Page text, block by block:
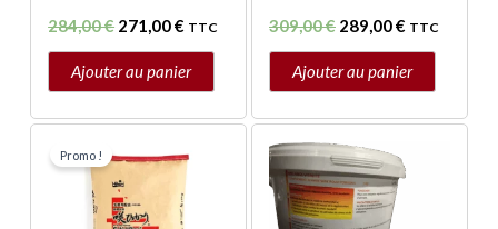
284,00€ 271,00€ TTC
Ajouter au panier
309,00€ 289,00€ TTC
Ajouter au panier
Promo !
prix
initial
était :
295,00 €.
prix
actuel
est :